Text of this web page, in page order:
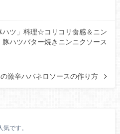
ハツ」料理☆コリコリ食感＆ニン
ハツバター焼きニンニクソース
激辛ハバネロソースの作り方
気です。